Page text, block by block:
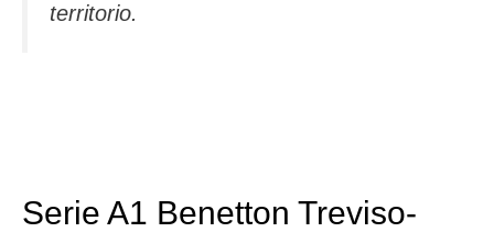
territorio.
Serie A1 Benetton Treviso-